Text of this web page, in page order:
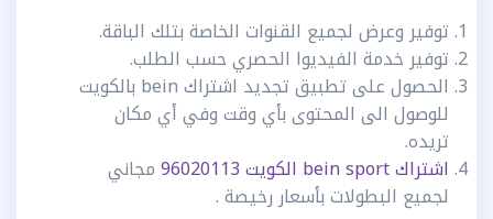
توفير وعرض لجميع القنوات الخاصة بتلك الباقة.
توفير خدمة الفيديوا الحصري حسب الطلب.
الحصول على تطبيق تجديد اشتراك bein بالكويت
للوصول الى المحتوى بأي وقت وفي أي مكان
تريده.
اشتراك bein sport الكويت 96020113
مجاني
لجميع البطولات بأسعار رخيصة .